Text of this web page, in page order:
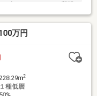
までお気軽にご連絡下
んお問い合わせは【タカ
万円
2
種低層